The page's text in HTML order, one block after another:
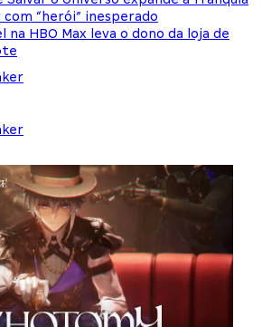
“herói” inesperado
HBO Max leva o dono da loja de